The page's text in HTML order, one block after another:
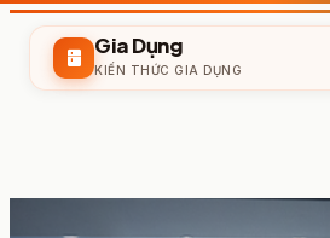
kitchen Gia Dụng
KIẾN THỨC GIA DỤNG